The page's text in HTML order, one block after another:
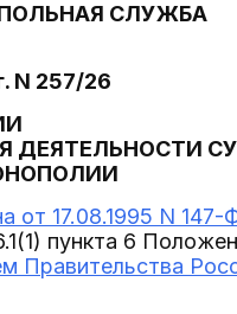
СЛУЖБА
N 257/26
ДЕЯТЕЛЬНОСТИ
от 17.08.1995 N 147-
пункта 6
Правительства